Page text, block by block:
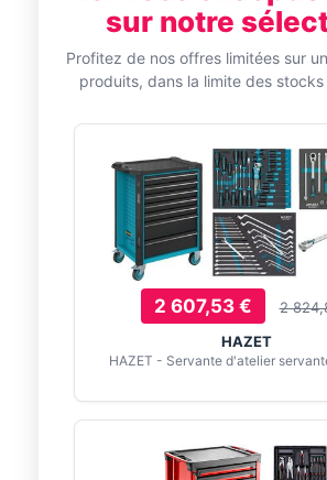
sur notre
Profitez de nos offres limitées sur
produits, dans la limite des
2 607,53 €
2
HAZET
HAZET - Servante d'atelier